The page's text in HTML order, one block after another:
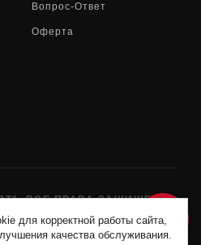
Вопрос-Ответ
Оферта
ВСЕ ПРАВА ЗАЩИЩЕНЫ
775-72-05
для корректной работы сайта,
качества обслуживания.